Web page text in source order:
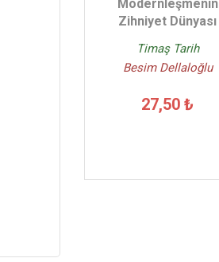
Modernleşmenin
Zihniyet Dünyası
Timaş Tarih
Besim Dellaloğlu
27,50 ₺